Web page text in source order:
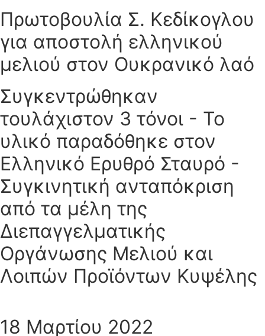
Πρωτοβουλία Σ. Κεδίκογλου
για αποστολή ελληνικού
μελιού στον Ουκρανικό λαό
Συγκεντρώθηκαν
τουλάχιστον 3 τόνοι - Το
υλικό παραδόθηκε στον
Ελληνικό Ερυθρό Σταυρό -
Συγκινητική ανταπόκριση
από τα μέλη της
Διεπαγγελματικής
Οργάνωσης Μελιού και
Λοιπών Προϊόντων Κυψέλης
18 Μαρτίου 2022